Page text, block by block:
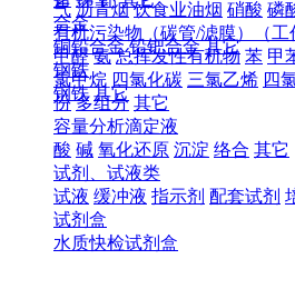
气 沥青烟 饮食业油烟 硝酸 磷
有机污染物（碳管/滤膜）（工
甲醛 氨 总挥发性有机物 苯 甲
氯甲烷 四氯化碳 三氯乙烯 四
份 多组分 其它
容量分析滴定液
酸 碱 氧化还原 沉淀 络合 其它
试剂、试液类
试液 缓冲液 指示剂 配套试剂
试剂盒
水质快检试剂盒
合金
铜铅合金 铅钯合金 其它
钢铁
钢铁 其它